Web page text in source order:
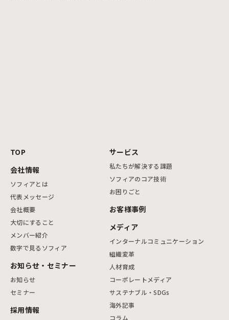
TOP
会社情報
ソフィアとは
代表メッセージ
会社概要
大切にすること
メンバー紹介
数字で見るソフィア
お知らせ・セミナー
お知らせ
セミナー
採用情報
サービス
私たちが解決する課題
ソフィアのコア技術
お困りごと
お客様事例
メディア
インターナルコミュニケーション
組織変革
人材育成
コーポレートメディア
サステナブル・SDGs
海外記事
コラム